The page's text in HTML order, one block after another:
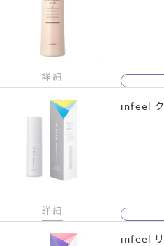
詳細
詳細
infeel
infeel